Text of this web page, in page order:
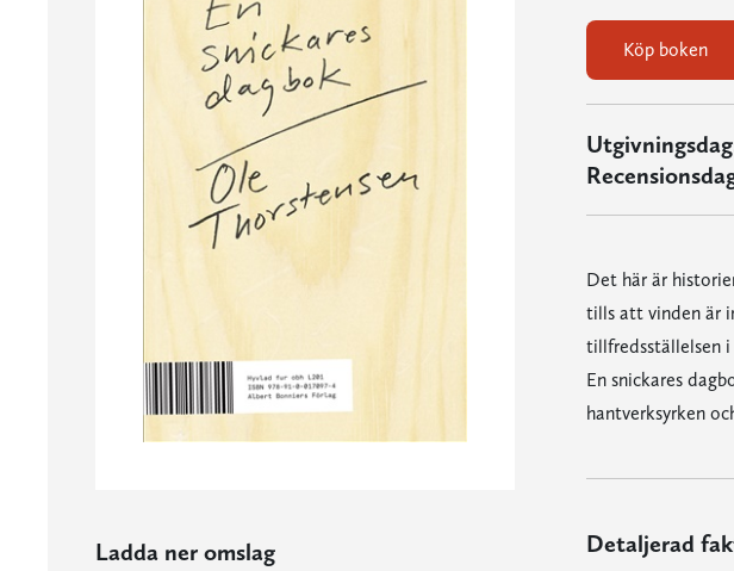
Ladda ner omslag
Köp boken
Det här är
tills att vinden är
tillfredsställelsen
En snickares
hantverksyrken
Detaljerad